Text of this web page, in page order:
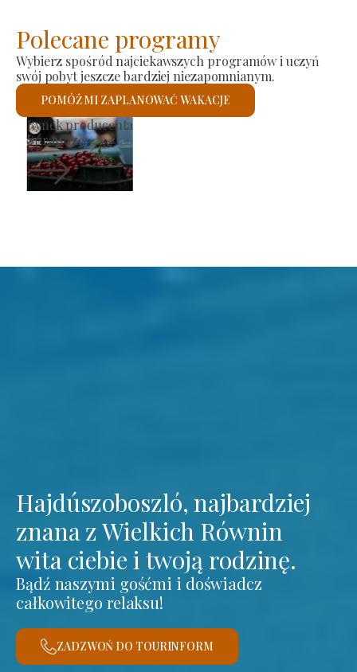
Polecane programy
Wybierz spośród najciekawszych programów i uczyń
swój pobyt jeszcze bardziej niezapomnianym.
POMÓŻ MI ZAPLANOWAĆ WAKACJE
Kościół rzymskokatolicki św.
Sprawdzę
Hajdúszoboszló, najbardziej
znana z Wielkich Równin
wita ciebie i twoją rodzinę.
Bądź naszymi gośćmi i doświadcz
całkowitego relaksu!
ZADZWOŃ DO TOURINFORM